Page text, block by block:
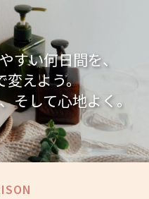
すい何日間を、
変えよう。
そして心地よく。